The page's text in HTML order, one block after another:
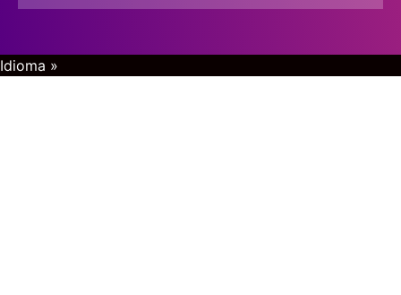
Idioma »